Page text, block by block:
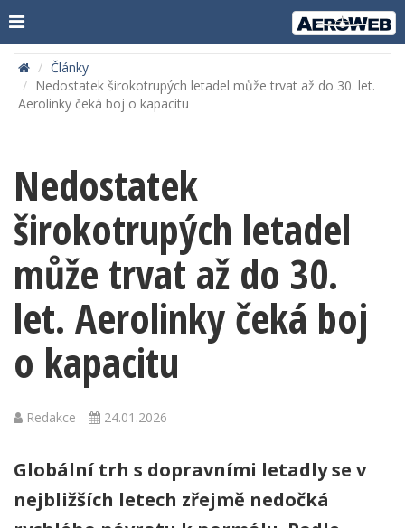
Články
Nedostatek širokotrupých letadel může trvat až do 30. let.
Aerolinky čeká boj o kapacitu
Nedostatek
širokotrupých letadel
může trvat až do 30.
let. Aerolinky čeká boj
o kapacitu
Redakce 24.01.2026
Globální trh s dopravními letadly se v
nejbližších letech zřejmě nedočká